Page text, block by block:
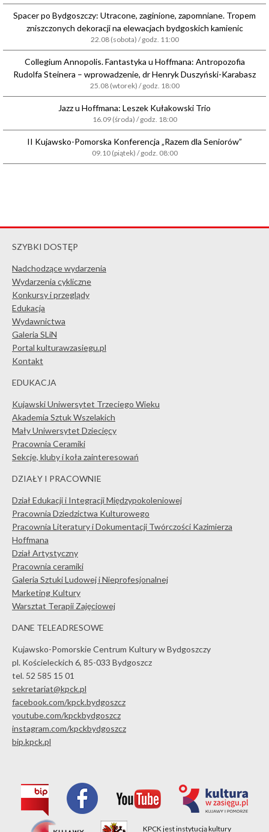
Spacer po Bydgoszczy: Utracone, zaginione, zapomniane. Tropem
zniszczonych dekoracji na elewacjach bydgoskich kamienic
22.08 (sobota) / godz. 11:00
Collegium Annopolis. Fantastyka u Hoffmana: Antropozofia
Rudolfa Steinera – wprowadzenie, dr Henryk Duszyński-Karabasz
25.08 (wtorek) / godz. 18:00
Jazz u Hoffmana: Leszek Kułakowski Trio
16.09 (środa) / godz. 18:00
II Kujawsko-Pomorska Konferencja „Razem dla Seniorów”
09.10 (piątek) / godz. 08:00
SZYBKI DOSTĘP
Nadchodzące wydarzenia
Wydarzenia cykliczne
Konkursy i przeglądy
Edukacja
Wydawnictwa
Galeria SLiN
Portal kulturawzasiegu.pl
Kontakt
EDUKACJA
Kujawski Uniwersytet Trzeciego Wieku
Akademia Sztuk Wszelakich
Mały Uniwersytet Dziecięcy
Pracownia Ceramiki
Sekcje, kluby i koła zainteresowań
DZIAŁY I PRACOWNIE
Dział Edukacji i Integracji Międzypokoleniowej
Pracownia Dziedzictwa Kulturowego
Pracownia Literatury i Dokumentacji Twórczości Kazimierza
Hoffmana
Dział Artystyczny
Pracownia ceramiki
Galeria Sztuki Ludowej i Nieprofesjonalnej
Marketing Kultury
Warsztat Terapii Zajęciowej
DANE TELEADRESOWE
Kujawsko-Pomorskie Centrum Kultury w Bydgoszczy
pl. Kościeleckich 6, 85-033 Bydgoszcz
tel. 52 585 15 01
sekretariat@kpck.pl
facebook.com/kpck.bydgoszcz
youtube.com/kpckbydgoszcz
instagram.com/kpckbydgoszcz
bip.kpck.pl
KPCK jest instytucją kultury